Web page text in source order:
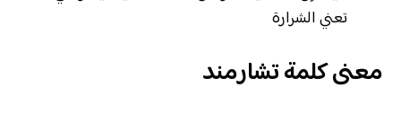
تعني الشرارة
معنى كلمة تشارمند